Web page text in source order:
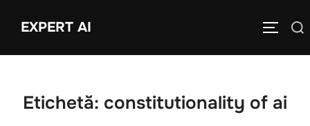
EXPERT AI
Caută
Etichetă: constitutionality of ai